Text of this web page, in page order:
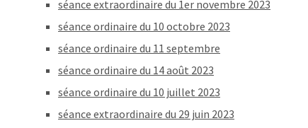
séance extraordinaire du 1er novembre 2023
séance ordinaire du 10 octobre 2023
séance ordinaire du 11 septembre
séance ordinaire du 14 août 2023
séance ordinaire du 10 juillet 2023
séance extraordinaire du 29 juin 2023